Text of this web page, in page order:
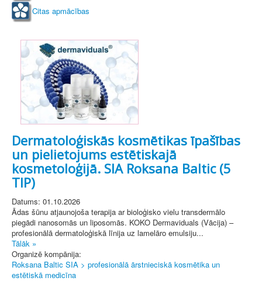
Citas apmācības
Dermatoloģiskās kosmētikas īpašības
un pielietojums estētiskajā
kosmetoloģijā. SIA Roksana Baltic (5
TIP)
Datums: 01.10.2026
Ādas šūnu atjaunojoša terapija ar bioloģisko vielu transdermālo
piegādi nanosomās un liposomās. KOKO Dermaviduals (Vācija) –
profesionālā dermatoloģiskā līnija uz lamelāro emulsiju...
Tālāk »
Organizē kompānija:
Roksana Baltic SIA > profesionālā ārstnieciskā kosmētika un
estētiskā medicīna